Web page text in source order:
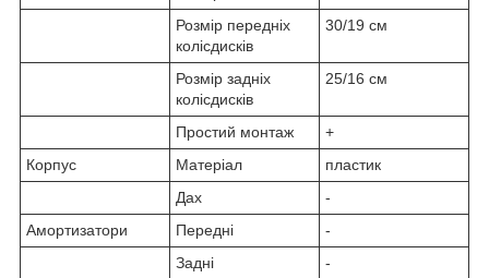
Розмір передніх
колісдисків
30/19 см
Розмір задніх
колісдисків
25/16 см
Простий монтаж
+
Корпус
Матеріал
пластик
Дах
-
Амортизатори
Передні
-
Задні
-